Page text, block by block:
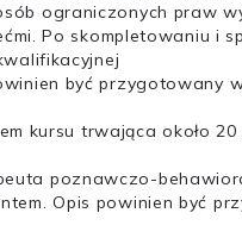
ograniczonych praw
Po skompletowaniu i
być przygotowany
kursu trwająca około
poznawczo-
Opis powinien być